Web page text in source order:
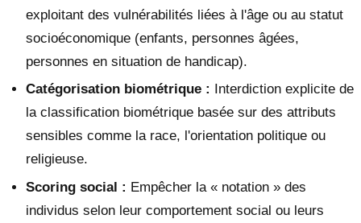
exploitant des vulnérabilités liées à l'âge ou au statut
socioéconomique (enfants, personnes âgées,
personnes en situation de handicap).
Catégorisation biométrique :
Interdiction explicite de
la classification biométrique basée sur des attributs
sensibles comme la race, l'orientation politique ou
religieuse.
Scoring social : Empêcher la « notation » des
individus selon leur comportement social ou leurs